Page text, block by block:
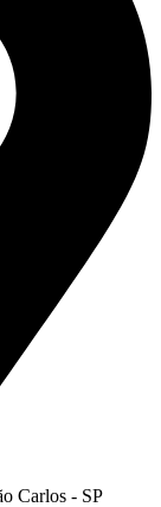
Carlos - SP